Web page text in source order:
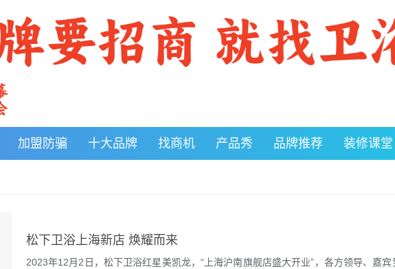
加盟防骗 十大品牌 找商机 产品秀 品牌推荐 装修课堂
松下卫浴上海新店 焕耀而来
2023年12月2日，松下卫浴红星美凯龙，“上海沪南旗舰店盛大开业”，各方领导、嘉宾